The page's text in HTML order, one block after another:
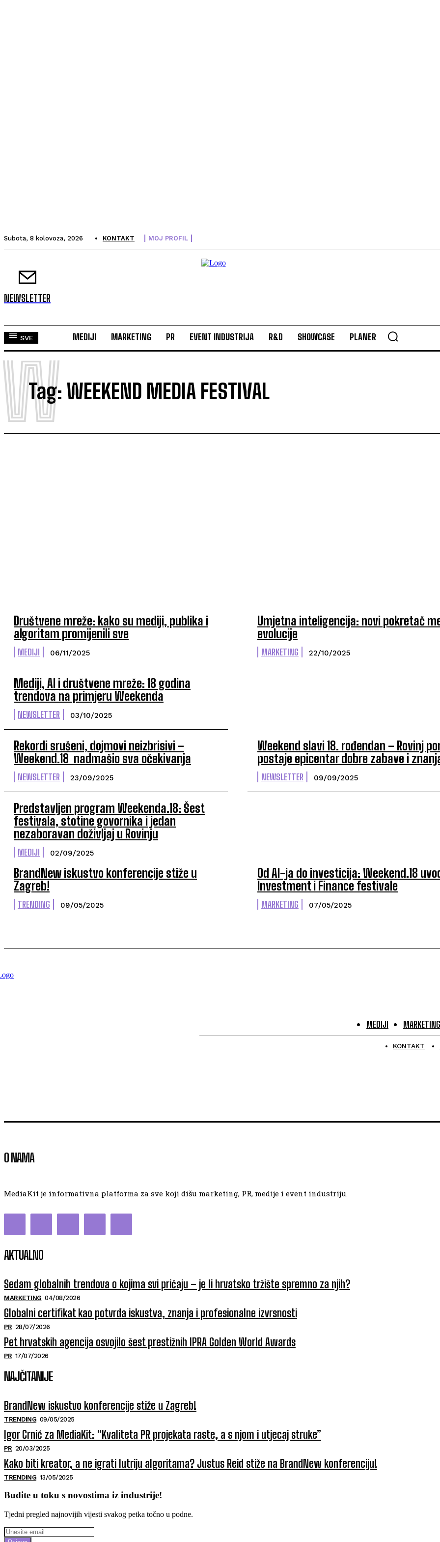
Subota, 8 kolovoza, 2026 KONTAKT MOJ PROFIL
NEWSLETTER
SVE MEDIJI MARKETING PR EVENT INDUSTRIJA R&D SHOWCASE PLANER
Tag: WEEKEND MEDIA FESTIVAL
W
Društvene mreže: kako su mediji, publika i
algoritam promijenili sve
MEDIJI 06/11/2025
Umjetna inteligencija: novi pokretač
evolucije
MARKETING 22/10/2025
Mediji, AI i društvene mreže: 18 godina
trendova na primjeru Weekenda
NEWSLETTER 03/10/2025
Rekordi srušeni, dojmovi neizbrisivi –
Weekend.18 nadmašio sva očekivanja
NEWSLETTER 23/09/2025
Weekend slavi 18. rođendan – Rovinj
postaje epicentar dobre zabave i
NEWSLETTER 09/09/2025
Predstavljen program Weekenda.18: Šest
festivala, stotine govornika i jedan
nezaboravan doživljaj u Rovinju
MEDIJI 02/09/2025
BrandNew iskustvo konferencije stiže u
Zagreb!
TRENDING 09/05/2025
Od AI-ja do investicija: Weekend.18
Investment i Finance festivale
MARKETING 07/05/2025
MEDIJI MARKETING
KONTAKT
O NAMA
MediaKit je informativna platforma za sve koji dišu marketing, PR, medije i event industriju.
AKTUALNO
Sedam globalnih trendova o kojima svi pričaju – je li hrvatsko tržište spremno za njih?
MARKETING 04/08/2026
Globalni certifikat kao potvrda iskustva, znanja i profesionalne izvrsnosti
PR 28/07/2026
Pet hrvatskih agencija osvojilo šest prestižnih IPRA Golden World Awards
PR 17/07/2026
NAJČITANIJE
BrandNew iskustvo konferencije stiže u Zagreb!
TRENDING 09/05/2025
Igor Crnić za MediaKit: “Kvaliteta PR projekata raste, a s njom i utjecaj struke”
PR 20/03/2025
Kako biti kreator, a ne igrati lutriju algoritama? Justus Reid stiže na BrandNew konferenciju!
TRENDING 13/05/2025
Budite u toku s novostima iz industrije!
Tjedni pregled najnovijih vijesti svakog petka točno u podne.